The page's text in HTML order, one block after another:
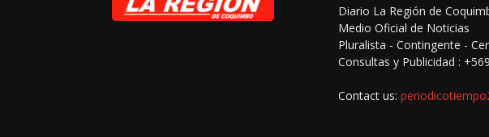
Diario La Región de
Medio Oficial de Noticias
Pluralista - Contingente -
Consultas y Publicidad :
Contact us: